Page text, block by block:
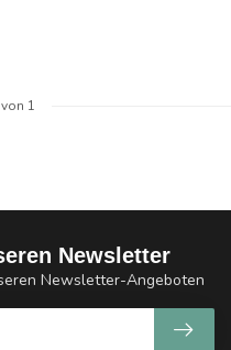
von 1
Newsletter
Newsletter-Angeboten